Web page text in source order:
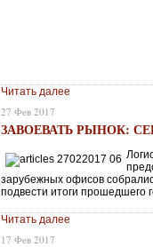
Читать далее
27 Фев 2017
ЗАВОЕВАТЬ РЫНОК:
зарубежных офисов
подвести итоги прошедшего
Читать далее
17 Фев 2017